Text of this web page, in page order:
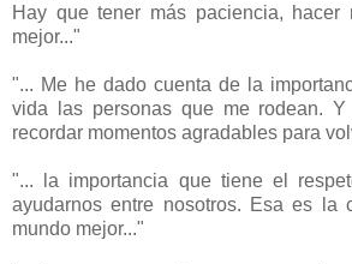
Hay que tener más paciencia, hacer
mejor..."
"... Me he dado cuenta de la
vida las personas que me rodean.
recordar momentos agradables para
"... la importancia que tiene el
ayudarnos entre nosotros. Esa es la
mundo mejor..."